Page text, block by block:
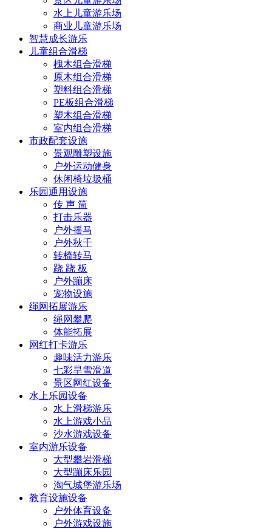
水上儿童游乐场
商业儿童游乐场
智慧成长游乐
儿童组合滑梯
槐木组合滑梯
原木组合滑梯
塑料组合滑梯
PE板组合滑梯
塑木组合滑梯
室内组合滑梯
市政配套设施
景观雕塑设施
户外运动健身
休闲椅垃圾桶
乐园通用设施
传 声 筒
打击乐器
户外摇马
户外秋千
转椅转马
跷 跷 板
户外蹦床
宠物设施
绳网拓展游乐
绳网攀爬
体能拓展
网红打卡游乐
趣味活力游乐
七彩旱雪滑道
景区网红设备
水上乐园设备
水上滑梯游乐
水上游戏小品
沙水游戏设备
室内游乐设备
大型攀岩滑梯
大型蹦床乐园
淘气城堡游乐场
教育设施设备
户外体育设备
户外游戏设施